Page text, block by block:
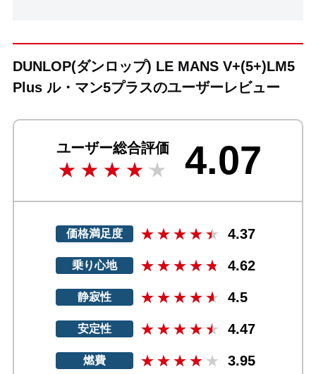
DUNLOP(ダンロップ) LE MANS V+(5+)LM5
Plus ル・マン5プラスのユーザーレビュー
ユーザー総合評価 4.07
価格満足度 4.37
乗り心地 4.62
静寂性 4.5
安定性 4.47
燃費 3.95